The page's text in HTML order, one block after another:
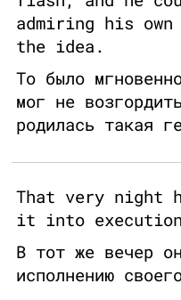
admiring his
the idea.
То было
мог не
родилась такая
That very night
it into
В тот же вечер
исполнению